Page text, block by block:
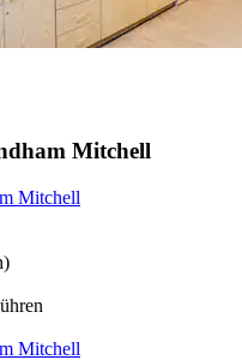
Mitchell
Mitchell
Mitchell